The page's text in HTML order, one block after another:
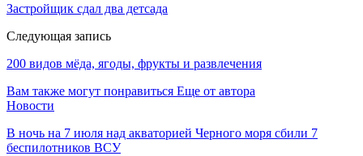
Застройщик сдал два детсада
Следующая запись
200 видов мёда, ягоды, фрукты и развлечения
Вам также могут понравиться Еще от автора
Новости
В ночь на 7 июля над акваторией Черного моря сбили 7
беспилотников ВСУ